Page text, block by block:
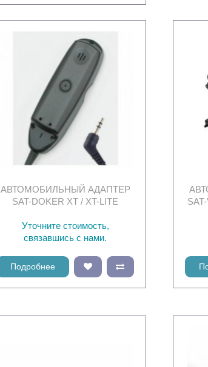
АВТОМОБИЛЬНЫЙ АДАПТЕР
SAT-DOKER XT / XT-LITE
Уточните стоимость,
связавшись с нами.
Подробнее